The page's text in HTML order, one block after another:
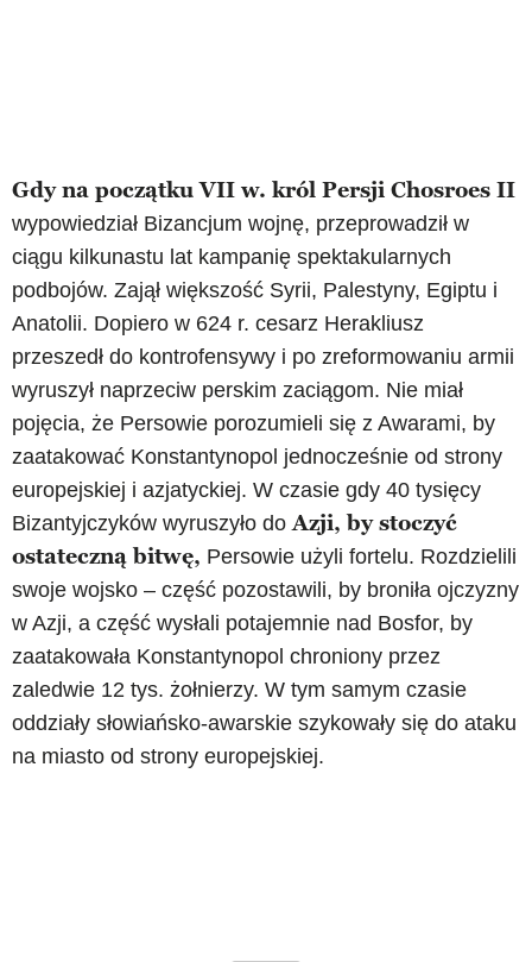
Gdy na początku VII w. król Persji Chosroes II
wypowiedział Bizancjum wojnę, przeprowadził w
ciągu kilkunastu lat kampanię spektakularnych
podbojów. Zajął większość Syrii, Palestyny, Egiptu i
Anatolii. Dopiero w 624 r. cesarz Herakliusz
przeszedł do kontrofensywy i po zreformowaniu armii
wyruszył naprzeciw perskim zaciągom. Nie miał
pojęcia, że Persowie porozumieli się z Awarami, by
zaatakować Konstantynopol jednocześnie od strony
europejskiej i azjatyckiej. W czasie gdy 40 tysięcy
Bizantyjczyków wyruszyło doAzji, by stoczyć
ostateczną bitwę, Persowie użyli fortelu. Rozdzielili
swoje wojsko – część pozostawili, by broniła ojczyzny
w Azji, a część wysłali potajemnie nad Bosfor, by
zaatakowała Konstantynopol chroniony przez
zaledwie 12 tys. żołnierzy. W tym samym czasie
oddziały słowiańsko-awarskie szykowały się do ataku
na miasto od strony europejskiej.